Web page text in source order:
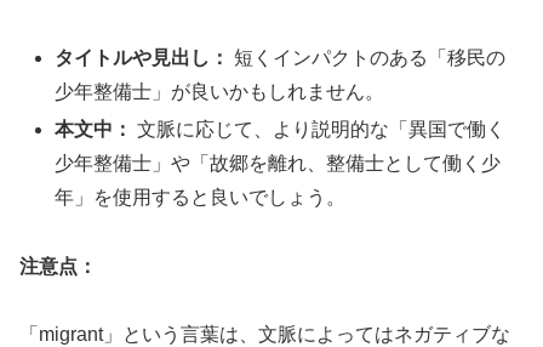
タイトルや見出し： 短くインパクトのある「移民の
少年整備士」が良いかもしれません。
本文中： 文脈に応じて、より説明的な「異国で働く
少年整備士」や「故郷を離れ、整備士として働く少
年」を使用すると良いでしょう。
注意点：
「migrant」という言葉は、文脈によってはネガティブな